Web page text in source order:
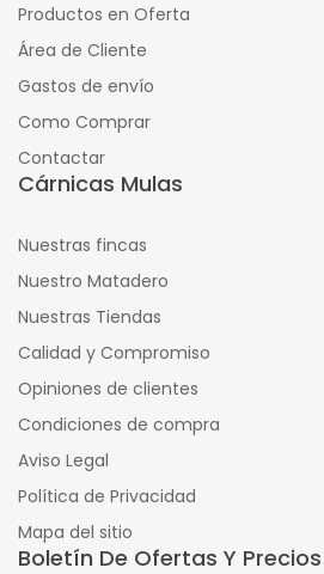
Productos en Oferta
Área de Cliente
Gastos de envío
Como Comprar
Contactar
Cárnicas Mulas
Nuestras fincas
Nuestro Matadero
Nuestras Tiendas
Calidad y Compromiso
Opiniones de clientes
Condiciones de compra
Aviso Legal
Política de Privacidad
Mapa del sitio
Boletín De Ofertas Y Precios